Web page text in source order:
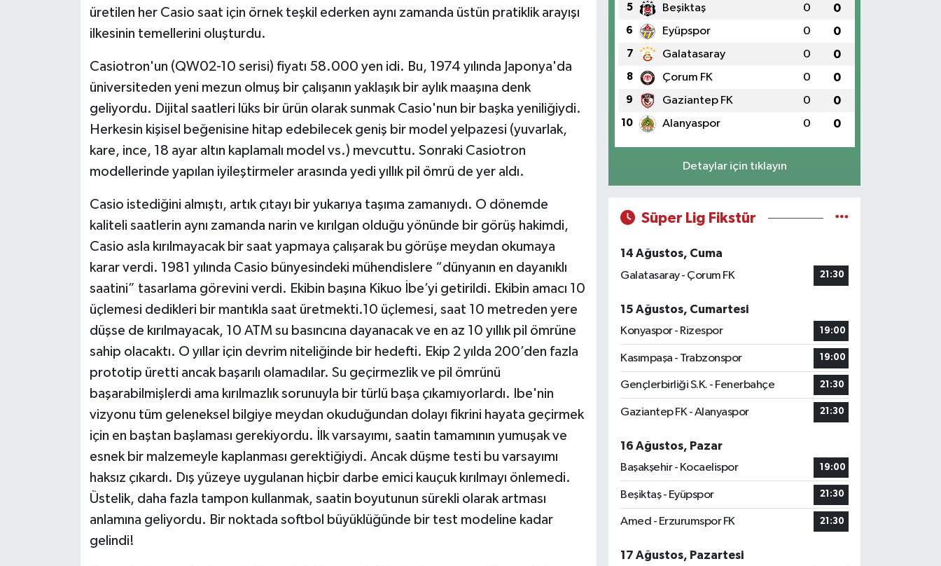
üretilen her Casio saat için örnek teşkil ederken aynı zamanda üstün pratiklik arayışı
ilkesinin temellerini oluşturdu.
Casiotron'un (QW02-10 serisi) fiyatı 58.000 yen idi. Bu, 1974 yılında Japonya'da
üniversiteden yeni mezun olmuş bir çalışanın yaklaşık bir aylık maaşına denk
geliyordu. Dijital saatleri lüks bir ürün olarak sunmak Casio'nun bir başka yeniliğiydi.
Herkesin kişisel beğenisine hitap edebilecek geniş bir model yelpazesi (yuvarlak,
kare, ince, 18 ayar altın kaplamalı model vs.) mevcuttu. Sonraki Casiotron
modellerinde yapılan iyileştirmeler arasında yedi yıllık pil ömrü de yer aldı.
Casio istediğini almıştı, artık çıtayı bir yukarıya taşıma zamanıydı. O dönemde
kaliteli saatlerin aynı zamanda narin ve kırılgan olduğu yönünde bir görüş hakimdi,
Casio asla kırılmayacak bir saat yapmaya çalışarak bu görüşe meydan okumaya
karar verdi. 1981 yılında Casio bünyesindeki mühendislere “dünyanın en dayanıklı
saatini” tasarlama görevini verdi. Ekibin başına Kikuo İbe’yi getirildi. Ekibin amacı 10
üçlemesi dedikleri bir mantıkla saat üretmekti.10 üçlemesi, saat 10 metreden yere
düşse de kırılmayacak, 10 ATM su basıncına dayanacak ve en az 10 yıllık pil ömrüne
sahip olacaktı. O yıllar için devrim niteliğinde bir hedefti. Ekip 2 yılda 200’den fazla
prototip üretti ancak başarılı olamadılar. Su geçirmezlik ve pil ömrünü
başarabilmişlerdi ama kırılmazlık sorunuyla bir türlü başa çıkamıyorlardı. Ibe'nin
vizyonu tüm geleneksel bilgiye meydan okuduğundan dolayı fikrini hayata geçirmek
için en baştan başlaması gerekiyordu. İlk varsayımı, saatin tamamının yumuşak ve
esnek bir malzemeyle kaplanması gerektiğiydi. Ancak düşme testi bu varsayımı
haksız çıkardı. Dış yüzeye uygulanan hiçbir darbe emici kauçuk kırılmayı önlemedi.
Üstelik, daha fazla tampon kullanmak, saatin boyutunun sürekli olarak artması
anlamına geliyordu. Bir noktada softbol büyüklüğünde bir test modeline kadar
gelindi!
5 Beşiktaş 0 0
6 Eyüpspor 0 0
7 Galatasaray 0 0
8 Çorum FK 0 0
9 Gaziantep FK 0 0
10 Alanyaspor 0 0
Detaylar için tıklayın
Süper Lig Fikstür
14 Ağustos, Cuma
Galatasaray - Çorum FK
21:30
15 Ağustos, Cumartesi
Konyaspor - Rizespor
19:00
Kasımpaşa - Trabzonspor 19:00
Gençlerbirliği S.K. - Fenerbahçe 21:30
Gaziantep FK - Alanyaspor 21:30
16 Ağustos, Pazar
Başakşehir - Kocaelispor
19:00
Beşiktaş - Eyüpspor 21:30
Amed - Erzurumspor FK 21:30
17 Ağustos, Pazartesi